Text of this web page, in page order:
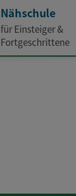
Nähschule
für Einsteiger &
Fortgeschrittene